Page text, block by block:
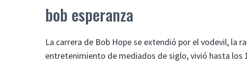
bob esperanza
La carrera de Bob Hope se extendió por el vodevil, la
entretenimiento de mediados de siglo, vivió hasta los